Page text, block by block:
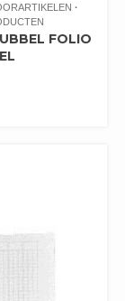
FOLIO